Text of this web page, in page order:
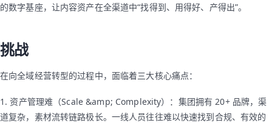
的数字基座，让内容资产在全渠道中“找得到、用得好、产得出”。
挑战
在向全域经营转型的过程中，面临着三大核心痛点：
1. 资产管理难（Scale &amp; Complexity）：集团拥有 20+ 品牌，渠
道复杂，素材流转链路极长。一线人员往往难以快速找到合规、有效的